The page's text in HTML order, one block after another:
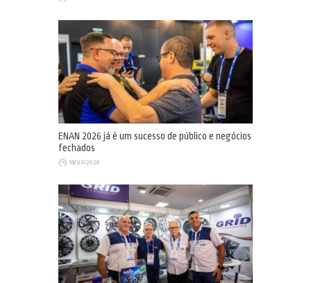
ENAN 2026 já é um sucesso de público e negócios
fechados
18/03/2026